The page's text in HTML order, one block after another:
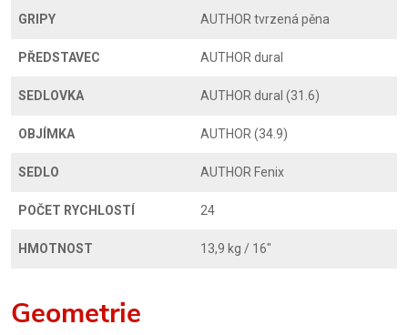
GRIPY AUTHOR tvrzená pěna
PŘEDSTAVEC AUTHOR dural
SEDLOVKA AUTHOR dural (31.6)
OBJÍMKA AUTHOR (34.9)
SEDLO AUTHOR Fenix
POČET RYCHLOSTÍ 24
HMOTNOST 13,9 kg / 16"
Geometrie